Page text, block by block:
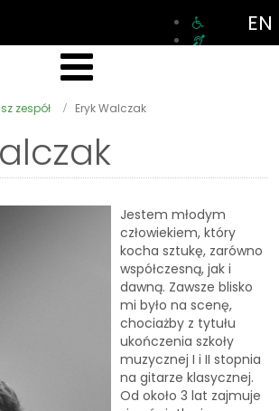
EN
zespół Eryk Walczak
Jestem młodym
człowiekiem, który
kocha sztukę, zarówno
współczesną, jak i
dawną. Zawsze blisko
mi było na scenę,
chociażby z tytułu
ukończenia szkoły
muzycznej I i II stopnia
na gitarze klasycznej.
Od około 3 lat zajmuje